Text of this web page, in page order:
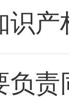
识
负